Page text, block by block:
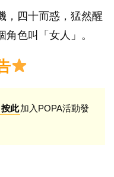
，四十而惑，猛然醒
色叫「女人」。
按此加入POPA活動發